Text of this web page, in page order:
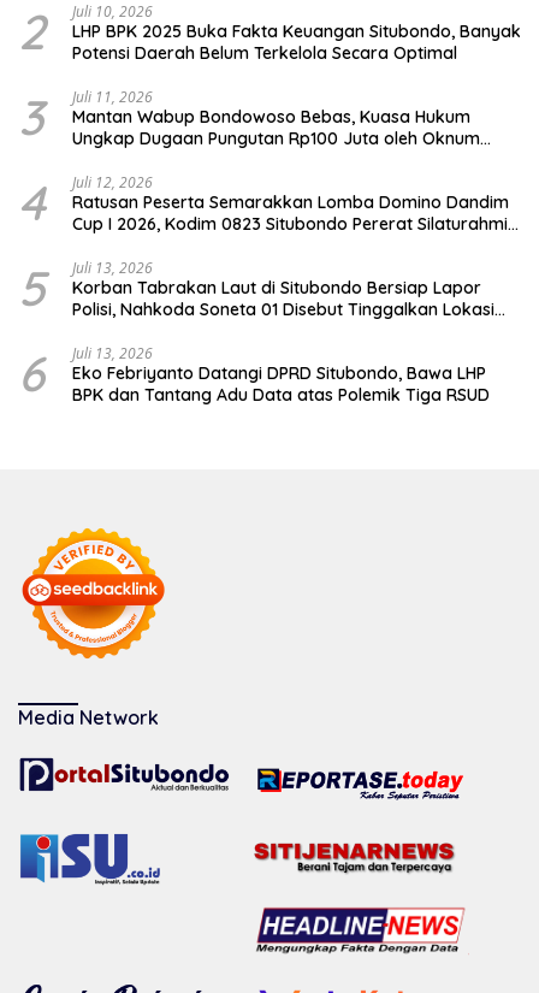
2 Juli 10, 2026
LHP BPK 2025 Buka Fakta Keuangan Situbondo, Banyak
Potensi Daerah Belum Terkelola Secara Optimal
3 Juli 11, 2026
Mantan Wabup Bondowoso Bebas, Kuasa Hukum
Ungkap Dugaan Pungutan Rp100 Juta oleh Oknum
4 Juli 12, 2026
Ratusan Peserta Semarakkan Lomba Domino Dandim
Cup I 2026, Kodim 0823 Situbondo Pererat Silaturahmi
5 Juli 13, 2026
Korban Tabrakan Laut di Situbondo Bersiap Lapor
Polisi, Nahkoda Soneta 01 Disebut Tinggalkan Lokasi
6 Juli 13, 2026
Eko Febriyanto Datangi DPRD Situbondo, Bawa LHP
BPK dan Tantang Adu Data atas Polemik Tiga RSUD
Media Network